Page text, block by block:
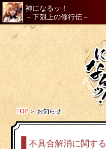
神になるッ！
－下剋上の修行伝－
TOP＞お知らせ
不具合解消に関す